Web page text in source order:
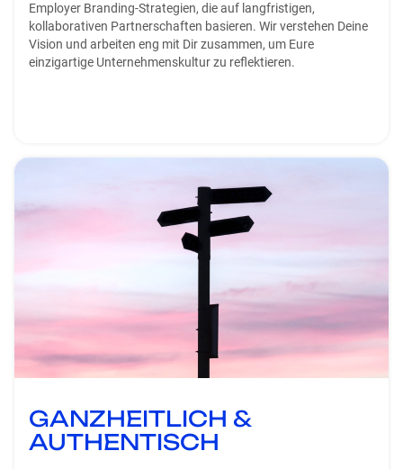
Employer Branding-Strategien, die auf langfristigen,
kollaborativen Partnerschaften basieren. Wir verstehen Deine
Vision und arbeiten eng mit Dir zusammen, um Eure
einzigartige Unternehmenskultur zu reflektieren.
GANZHEITLICH &
AUTHENTISCH